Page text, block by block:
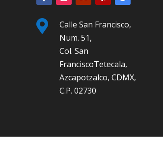

Calle San Francisco,
Num. 51,
Col. San
FranciscoTetecala,
Azcapotzalco, CDMX,
C.P. 02730